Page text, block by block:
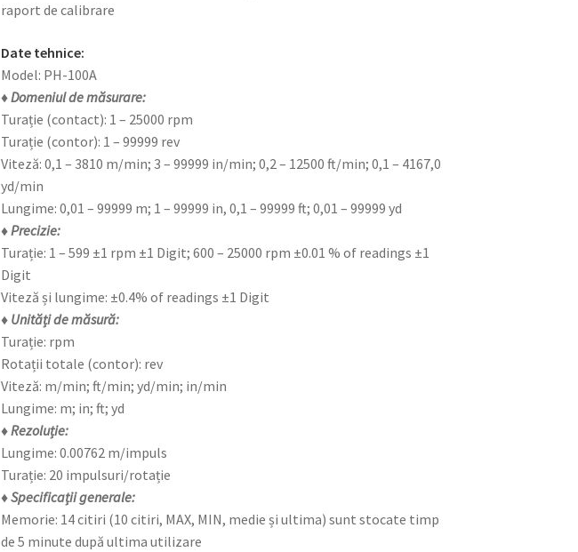
raport de calibrare
Date tehnice:
Model: PH-100A
♦ Domeniul de măsurare:
Turație (contact): 1 – 25000 rpm
Turație (contor): 1 – 99999 rev
Viteză: 0,1 – 3810 m/min; 3 – 99999 in/min; 0,2 – 12500 ft/min; 0,1 – 4167,0
yd/min
Lungime: 0,01 – 99999 m; 1 – 99999 in, 0,1 – 99999 ft; 0,01 – 99999 yd
♦ Precizie:
Turație: 1 – 599 ±1 rpm ±1 Digit; 600 – 25000 rpm ±0.01 % of readings ±1
Digit
Viteză și lungime: ±0.4% of readings ±1 Digit
♦ Unități de măsură:
Turație: rpm
Rotații totale (contor): rev
Viteză: m/min; ft/min; yd/min; in/min
Lungime: m; in; ft; yd
♦ Rezoluție:
Lungime: 0.00762 m/impuls
Turație: 20 impulsuri/rotație
♦ Specificații generale:
Memorie: 14 citiri (10 citiri, MAX, MIN, medie și ultima) sunt stocate timp
de 5 minute după ultima utilizare